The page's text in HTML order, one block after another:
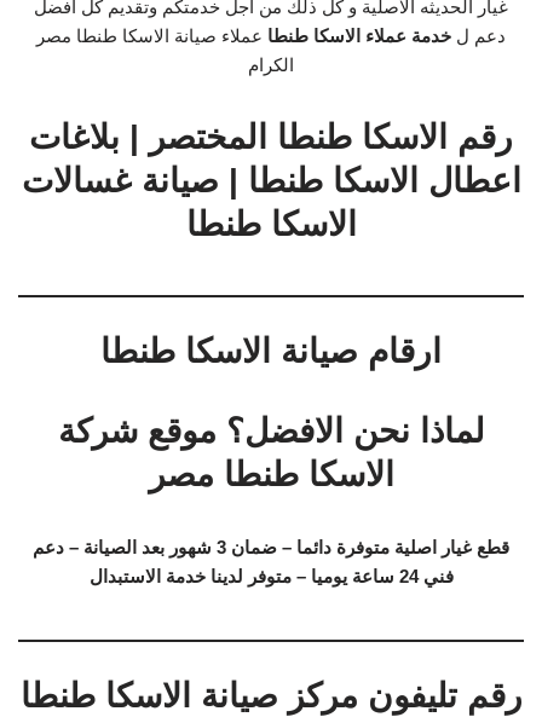
غيار الحديثه الاصلية و كل ذلك من اجل خدمتكم وتقديم كل افضل
دعم ل خدمة عملاء الاسكا طنطا عملاء صيانة الاسكا طنطا مصر
الكرام
رقم الاسكا طنطا المختصر | بلاغات
اعطال الاسكا طنطا | صيانة غسالات
الاسكا طنطا
ارقام صيانة الاسكا طنطا
لماذا نحن الافضل؟ موقع شركة
الاسكا طنطا مصر
قطع غيار اصلية متوفرة دائما – ضمان 3 شهور بعد الصيانة – دعم
فني 24 ساعة يوميا – متوفر لدينا خدمة الاستبدال
رقم تليفون مركز صيانة الاسكا طنطا